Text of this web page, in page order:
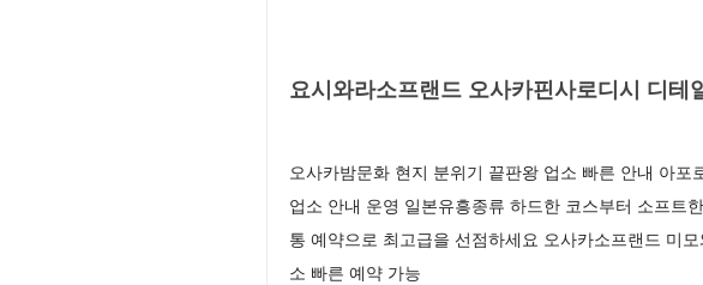
요시와라소프랜드 오사카핀사로디시 디
오사카밤문화 현지 분위기 끝판왕 업소 빠른 안내 아
업소 안내 운영 일본유흥종류 하드한 코스부터 소프트
통 예약으로 최고급을 선점하세요 오사카소프랜드 미
소 빠른 예약 가능